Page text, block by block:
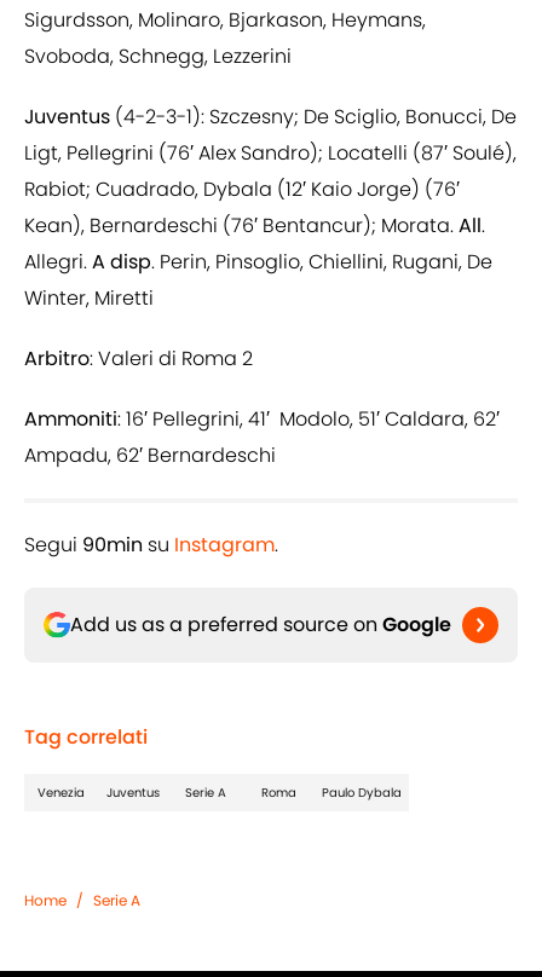
Sigurdsson, Molinaro, Bjarkason, Heymans,
Svoboda, Schnegg, Lezzerini
Juventus (4-2-3-1): Szczesny; De Sciglio, Bonucci, De
Ligt, Pellegrini (76′ Alex Sandro); Locatelli (87′ Soulé),
Rabiot; Cuadrado, Dybala (12′ Kaio Jorge) (76′
Kean), Bernardeschi (76′ Bentancur); Morata.All.
Allegri.A disp. Perin, Pinsoglio, Chiellini, Rugani, De
Winter, Miretti
Arbitro: Valeri di Roma 2
Ammoniti: 16′ Pellegrini, 41′ Modolo, 51′ Caldara, 62′
Ampadu, 62′ Bernardeschi
Segui 90min su Instagram.
Add us as a preferred source on Google
Tag correlati
Venezia Juventus Serie A Roma Paulo Dybala
Home / Serie A